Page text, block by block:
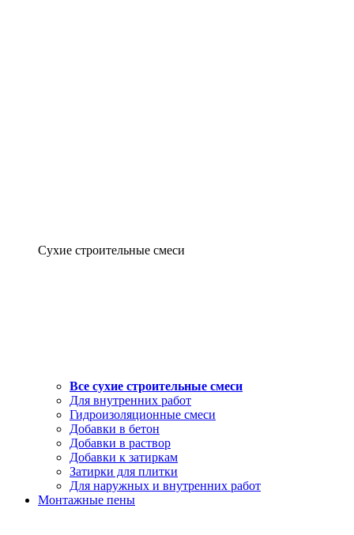
Сухие строительные смеси
Все сухие строительные смеси
Для внутренних работ
Гидроизоляционные смеси
Добавки в бетон
Добавки в раствор
Добавки к затиркам
Затирки для плитки
Для наружных и внутренних работ
Монтажные пены